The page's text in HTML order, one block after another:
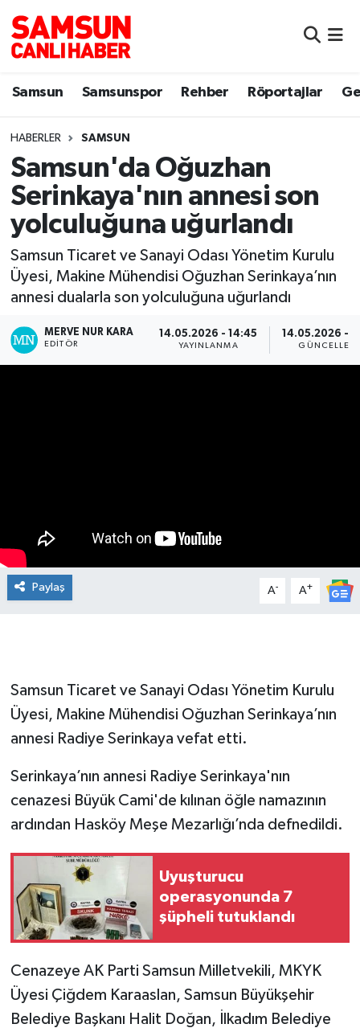
Samsun Samsunspor Rehber Röportajlar
HABERLER SAMSUN
Samsun'da Oğuzhan
Serinkaya'nın annesi son
yolculuğuna uğurlandı
Samsun Ticaret ve Sanayi Odası Yönetim Kurulu
Üyesi, Makine Mühendisi Oğuzhan Serinkaya’nın
annesi dualarla son yolculuğuna uğurlandı
MERVE NUR KARA
EDITÖR
14.05.2026 - 14:45
YAYINLANMA
14.05.2026 -
Paylaş A- A+
Samsun Ticaret ve Sanayi Odası Yönetim Kurulu
Üyesi, Makine Mühendisi Oğuzhan Serinkaya’nın
annesi Radiye Serinkaya vefat etti.
Serinkaya’nın annesi Radiye Serinkaya'nın
cenazesi Büyük Cami'de kılınan öğle namazının
ardından Hasköy Meşe Mezarlığı’nda defnedildi.
Uyuşturucu
operasyonunda 7
şüpheli tutuklandı
Cenazeye AK Parti Samsun Milletvekili, MKYK
Üyesi Çiğdem Karaaslan, Samsun Büyükşehir
Belediye Başkanı Halit Doğan, İlkadım Belediye
Samsun
Sokak Röportajları
Genel
Dünya
Sağlık
Yemek
Samsun Nöbetçi Eczaneler
Samsun Hava Durumu
Samsun Namaz Vakitleri
Samsun Trafik Yoğunluk Haritası
Süper Lig Puan Durumu ve Fikstür
Son Dakika Haberleri
Haber Arşivi